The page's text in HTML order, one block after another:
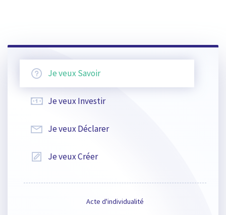
Je veuxSavoir
Je veuxInvestir
Je veuxDéclarer
Je veuxCréer
Acte d'individualité